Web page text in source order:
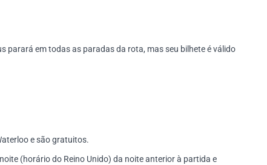
parará em todas as paradas da rota, mas seu bilhete é válido
e são gratuitos.
(horário do Reino Unido) da noite anterior à partida e